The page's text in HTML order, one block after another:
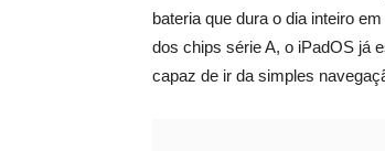
bateria que dura o dia inteiro
dos chips série A, o iPadOS já
capaz de ir da simples